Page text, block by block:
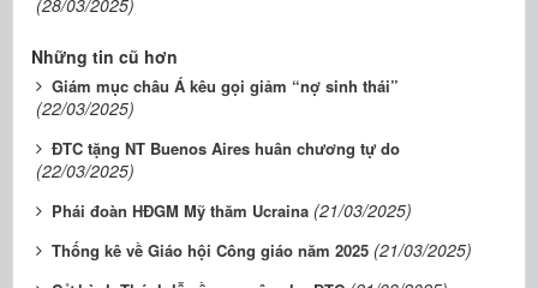
(28/03/2025)
Những tin cũ hơn
Giám mục châu Á kêu gọi giảm “nợ sinh thái”
(22/03/2025)
ĐTC tặng NT Buenos Aires huân chương tự do
(22/03/2025)
Phái đoàn HĐGM Mỹ thăm Ucraina (21/03/2025)
Thống kê về Giáo hội Công giáo năm 2025 (21/03/2025)